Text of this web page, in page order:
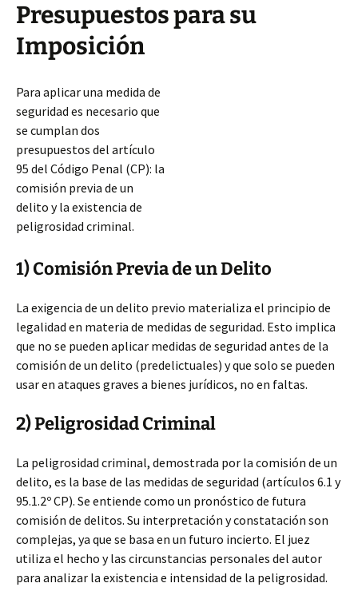
Presupuestos para su
Imposición
Para aplicar una medida de
seguridad es necesario que
se cumplan dos
presupuestos del artículo
95 del Código Penal (CP): la
comisión previa de un
delito y la existencia de
peligrosidad criminal.
1) Comisión Previa de un Delito
La exigencia de un delito previo materializa el principio de
legalidad en materia de medidas de seguridad. Esto implica
que no se pueden aplicar medidas de seguridad antes de la
comisión de un delito (predelictuales) y que solo se pueden
usar en ataques graves a bienes jurídicos, no en faltas.
2) Peligrosidad Criminal
La peligrosidad criminal, demostrada por la comisión de un
delito, es la base de las medidas de seguridad (artículos 6.1 y
95.1.2º CP). Se entiende como un pronóstico de futura
comisión de delitos. Su interpretación y constatación son
complejas, ya que se basa en un futuro incierto. El juez
utiliza el hecho y las circunstancias personales del autor
para analizar la existencia e intensidad de la peligrosidad.